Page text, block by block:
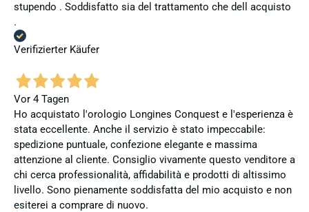
stupendo . Soddisfatto sia del trattamento che dell acquisto
.
Verifizierter Käufer
Vor 4 Tagen
Ho acquistato l'orologio Longines Conquest e l'esperienza è
stata eccellente. Anche il servizio è stato impeccabile:
spedizione puntuale, confezione elegante e massima
attenzione al cliente. Consiglio vivamente questo venditore a
chi cerca professionalità, affidabilità e prodotti di altissimo
livello. Sono pienamente soddisfatta del mio acquisto e non
esiterei a comprare di nuovo.